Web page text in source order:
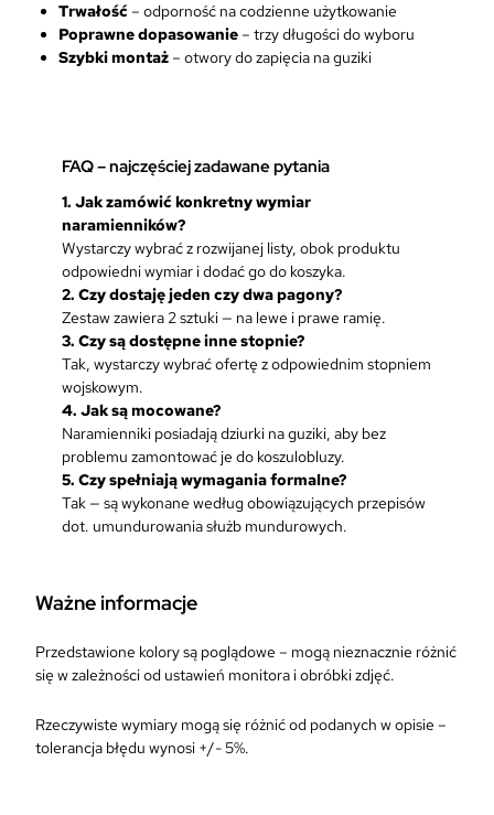
Trwałość – odporność na codzienne użytkowanie
Poprawne dopasowanie – trzy długości do wyboru
Szybki montaż – otwory do zapięcia na guziki
FAQ – najczęściej zadawane pytania
1. Jak zamówić konkretny wymiar
naramienników?
Wystarczy wybrać z rozwijanej listy, obok produktu
odpowiedni wymiar i dodać go do koszyka.
2. Czy dostaję jeden czy dwa pagony?
Zestaw zawiera 2 sztuki — na lewe i prawe ramię.
3. Czy są dostępne inne stopnie?
Tak, wystarczy wybrać ofertę z odpowiednim stopniem
wojskowym.
4. Jak są mocowane?
Naramienniki posiadają dziurki na guziki, aby bez
problemu zamontować je do koszulobluzy.
5. Czy spełniają wymagania formalne?
Tak — są wykonane według obowiązujących przepisów
dot. umundurowania służb mundurowych.
Ważne informacje
Przedstawione kolory są poglądowe – mogą nieznacznie różnić
się w zależności od ustawień monitora i obróbki zdjęć.
Rzeczywiste wymiary mogą się różnić od podanych w opisie –
tolerancja błędu wynosi +/- 5%.